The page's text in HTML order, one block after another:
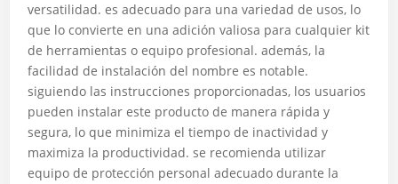
versatilidad. es adecuado para una variedad de usos, lo
que lo convierte en una adición valiosa para cualquier kit
de herramientas o equipo profesional. además, la
facilidad de instalación del nombre es notable.
siguiendo las instrucciones proporcionadas, los usuarios
pueden instalar este producto de manera rápida y
segura, lo que minimiza el tiempo de inactividad y
maximiza la productividad. se recomienda utilizar
equipo de protección personal adecuado durante la